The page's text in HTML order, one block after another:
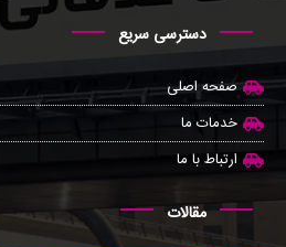
دسترسی سریع
صفحه اصلی
خدمات ما
ارتباط با ما
مقالات